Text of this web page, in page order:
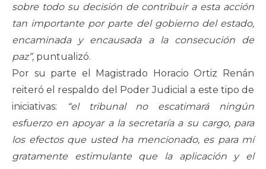
sobre todo su decisión de contribuir a esta acción
tan importante por parte del gobierno del estado,
encaminada y encausada a la consecución de
paz”, puntualizó.
Por su parte el Magistrado Horacio Ortiz Renán
reiteró el respaldo del Poder Judicial a este tipo de
iniciativas:
“el tribunal no escatimará ningún
esfuerzo en apoyar a la secretaría a su cargo, para
los efectos que usted ha mencionado, es para mí
gratamente estimulante que la aplicación y el